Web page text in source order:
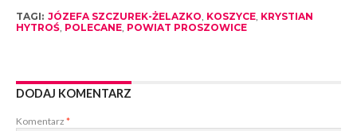
TAGI: JÓZEFA SZCZUREK-ŻELAZKO KOSZYCE, KRYSTIAN
HYTROŚ, POLECANE, POWIAT PROSZOWICE
DODAJ KOMENTARZ
Komentarz *